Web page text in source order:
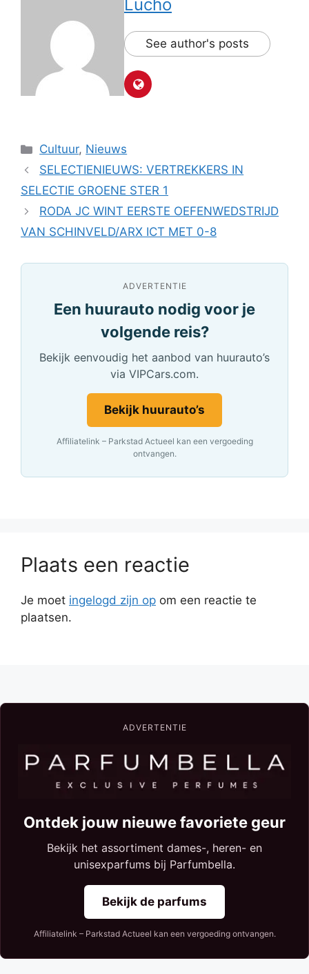
Lucho
See author's posts
Categorieën
Cultuur, Nieuws
SELECTIENIEUWS: VERTREKKERS IN
SELECTIE GROENE STER 1
RODA JC WINT EERSTE OEFENWEDSTRIJD
VAN SCHINVELD/ARX ICT MET 0-8
ADVERTENTIE
Een huurauto nodig voor je
volgende reis?
Bekijk eenvoudig het aanbod van huurauto’s
via VIPCars.com.
Bekijk huurauto’s
Affiliatelink – Parkstad Actueel kan een vergoeding
ontvangen.
Plaats een reactie
Je moet ingelogd zijn op om een reactie te
plaatsen.
ADVERTENTIE
Ontdek jouw nieuwe favoriete geur
Bekijk het assortiment dames-, heren- en
unisexparfums bij Parfumbella.
Bekijk de parfums
Affiliatelink – Parkstad Actueel kan een vergoeding ontvangen.